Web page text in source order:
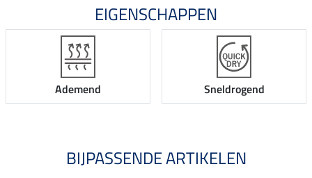
EIGENSCHAPPEN
Ademend Sneldrogend
BIJPASSENDE ARTIKELEN